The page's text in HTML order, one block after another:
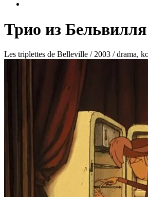
Трио из Бельвилля
Les triplettes de Belleville / 2003 / drama,